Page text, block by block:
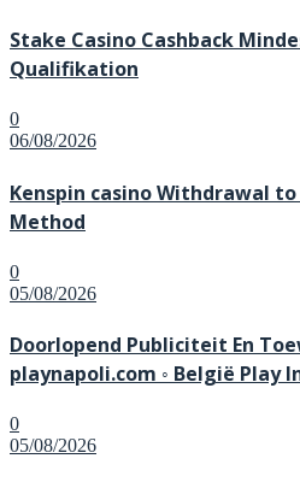
Stake Casino Cashback
Qualifikation
0
Posted
06/08/2026
Kenspin casino Withdrawal
Method
0
Posted
05/08/2026
Doorlopend Publiciteit En
playnapoli.com ◦ België Play
0
Posted
05/08/2026